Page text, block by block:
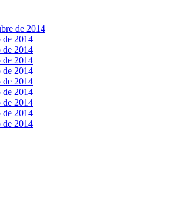
de 2014
de 2014
de 2014
de 2014
de 2014
de 2014
de 2014
de 2014
de 2014
de 2014